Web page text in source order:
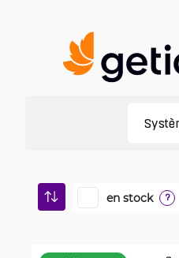
en stock ?